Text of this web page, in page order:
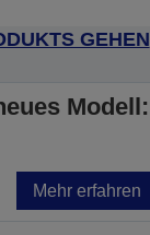
GEHEN
Modell:
Mehr erfahren